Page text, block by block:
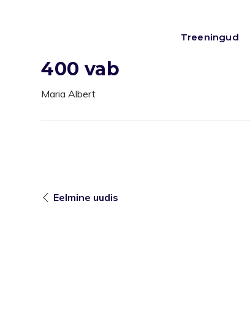
Treeningud
400 vab
Maria Albert
Eelmine uudis